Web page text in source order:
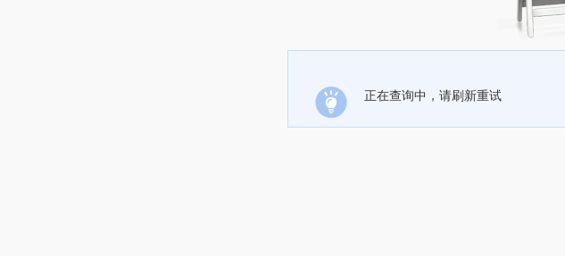
正在查询中，请刷新重试